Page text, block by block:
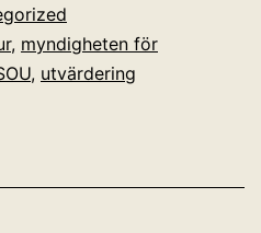
av
, myndigheten för
, utvärdering